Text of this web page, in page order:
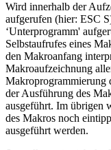
Wird innerhalb der
aufgerufen (hier: ESC
‘Unterprogramm'
Selbstaufrufes eines
den Makroanfang
Makroaufzeichnung
Makroprogrammierung
der Ausführung des
ausgeführt. Im übrigen
des Makros noch
ausgeführt werden.